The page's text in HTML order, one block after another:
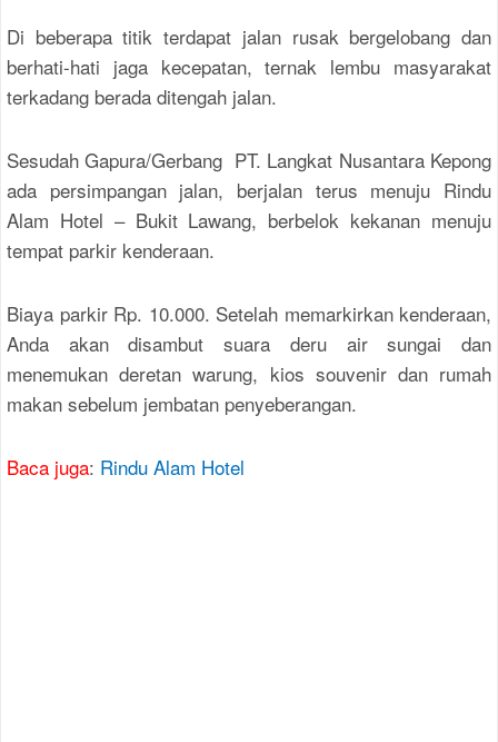
Di beberapa titik terdapat jalan rusak bergelobang dan
berhati-hati jaga kecepatan, ternak lembu masyarakat
terkadang berada ditengah jalan.
Sesudah Gapura/Gerbang PT. Langkat Nusantara Kepong
ada persimpangan jalan, berjalan terus menuju Rindu
Alam Hotel – Bukit Lawang, berbelok kekanan menuju
tempat parkir kenderaan.
Biaya parkir Rp. 10.000. Setelah memarkirkan kenderaan,
Anda akan disambut suara deru air sungai dan
menemukan deretan warung, kios souvenir dan rumah
makan sebelum jembatan penyeberangan.
Baca juga: Rindu Alam Hotel